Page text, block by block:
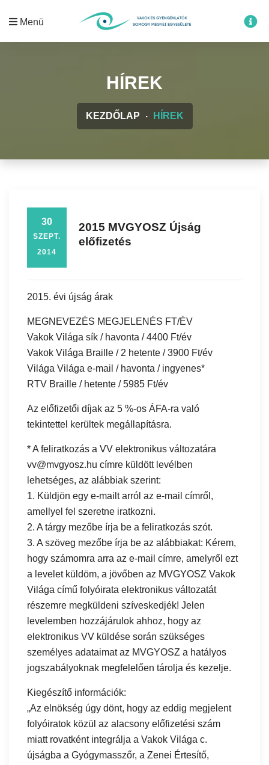
Menü
HÍREK
KEZDŐLAP HÍREK
30
SZEPT.
2014
2015 MVGYOSZ Újság
előfizetés
2015. évi újság árak
MEGNEVEZÉS MEGJELENÉS FT/ÉV
Vakok Világa sík / havonta / 4400 Ft/év
Vakok Világa Braille / 2 hetente / 3900 Ft/év
Világa Világa e-mail / havonta / ingyenes*
RTV Braille / hetente / 5985 Ft/év
Az előfizetői díjak az 5 %-os ÁFA-ra való
tekintettel kerültek megállapításra.
* A feliratkozás a VV elektronikus változatára
vv@mvgyosz.hu címre küldött levélben
lehetséges, az alábbiak szerint:
1. Küldjön egy e-mailt arról az e-mail címről,
amellyel fel szeretne iratkozni.
2. A tárgy mezőbe írja be a feliratkozás szót.
3. A szöveg mezőbe írja be az alábbiakat: Kérem,
hogy számomra arra az e-mail címre, amelyről ezt
a levelet küldöm, a jövőben az MVGYOSZ Vakok
Világa című folyóirata elektronikus változatát
részemre megküldeni szíveskedjék! Jelen
levelemben hozzájárulok ahhoz, hogy az
elektronikus VV küldése során szükséges
személyes adataimat az MVGYOSZ a hatályos
jogszabályoknak megfelelően tárolja és kezelje.
Kiegészítő információk:
„Az elnökség úgy dönt, hogy az eddig megjelent
folyóiratok közül az alacsony előfizetési szám
miatt rovatként integrálja a Vakok Világa c.
újságba a Gyógymasszőr, a Zenei Értesítő,